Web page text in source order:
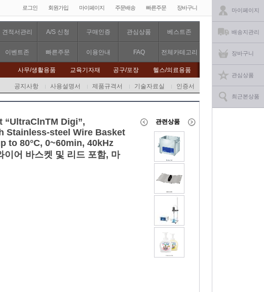
로그인 회원가입 마이페이지 주문배송 빠른주문 장바구니
견적서관리 A/S 신청 구매인증 관심상품 베스트존
이벤트존 빠른주문 이용안내 FAQ 전체카테고리
사무/생활용품 교육기자재 공구/포장 헬스/의료용품
공지사항 사용설명서 제품규격서 기술자료실 인증서
Digi”,
Stainless-steel Wire Basket
to 80°C, 0~60min, 40kHz
어 바스켓 및 리드 포함, 마
관련상품
마이페이지
배송지관리
장바구니
관심상품
최근본상품